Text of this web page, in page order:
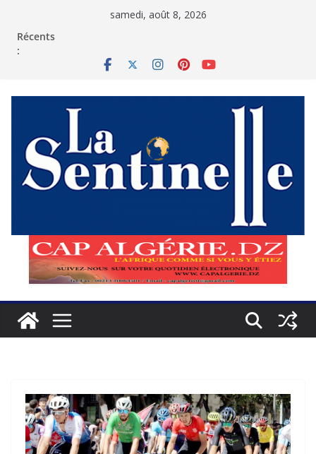
samedi, août 8, 2026
Récents
: